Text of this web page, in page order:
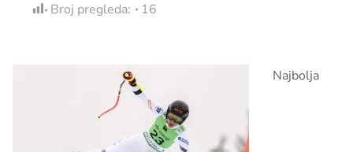
Broj pregleda: 16
Najbolja